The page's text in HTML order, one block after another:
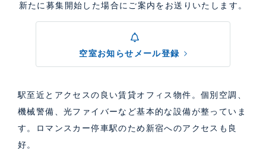
新たに募集開始した場合にご案内をお送りいたします。
空室お知らせメール登録
駅至近とアクセスの良い賃貸オフィス物件。個別空調、
機械警備、光ファイバーなど基本的な設備が整っていま
す。ロマンスカー停車駅のため新宿へのアクセスも良
好。